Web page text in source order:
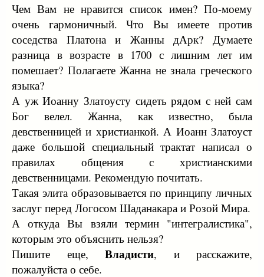
Чем Вам не нравится список имен? По-моему
очень гармоничный. Что Вы имеете против
соседства Платона и Жанны дАрк? Думаете
разница в возрасте в 1700 с лишним лет им
помешает? Полагаете Жанна не знала греческого
языка?
А уж Иоанну Златоусту сидеть рядом с ней сам
Бог велел. Жанна, как известно, была
девственницей и христианкой. А Иоанн Златоуст
даже большой специальный трактат написал о
правилах общения с христианскими
девственницами. Рекомендую почитать.
Такая элита образовывается по принципу личных
заслуг перед Логосом Шаданакара и Розой Мира.
А откуда Вы взяли термин "интегралистика",
которым это объяснить нельзя?
Пишите еще, Владисти, и расскажите,
пожалуйста о себе.